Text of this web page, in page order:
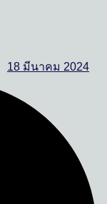
18 มีนาคม 2024